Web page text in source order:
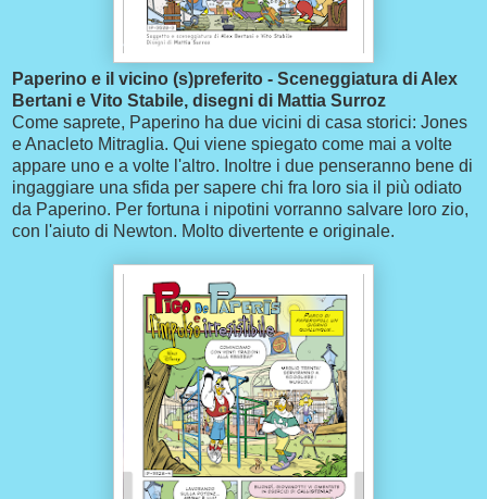
Paperino e il vicino (s)preferito - Sceneggiatura di Alex
Bertani e Vito Stabile, disegni di Mattia Surroz
Come saprete, Paperino ha due vicini di casa storici: Jones
e Anacleto Mitraglia. Qui viene spiegato come mai a volte
appare uno e a volte l'altro. Inoltre i due penseranno bene di
ingaggiare una sfida per sapere chi fra loro sia il più odiato
da Paperino. Per fortuna i nipotini vorranno salvare loro zio,
con l'aiuto di Newton. Molto divertente e originale.